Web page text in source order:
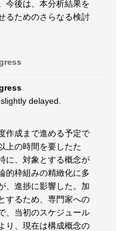
今後は、本分析結果を
るためのさらなる検討
delayed.
作成まで進める予定で
上の時間を要したた
に、対象とする概念が
的枠組みの精緻化に多
、進捗に影響した。加
するため、専門家への
、当初のスケジュール
り、現在は構成概念の